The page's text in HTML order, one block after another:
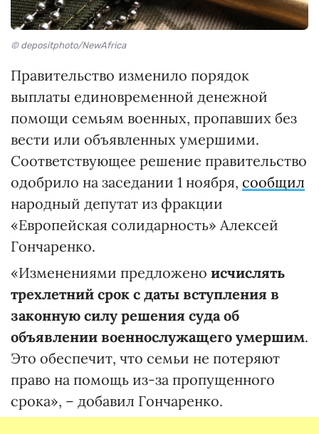
© depositphoto/NewAfrica
Правительство изменило порядок
выплаты единовременной денежной
помощи семьям военных, пропавших без
вести или объявленных умершими.
Соответствующее решение правительство
одобрило на заседании 1 ноября, сообщил
народный депутат из фракции
«Европейская солидарность» Алексей
Гончаренко.
«Изменениями предложено исчислять
трехлетний срок с даты вступления в
законную силу решения суда об
объявлении военнослужащего умершим.
Это обеспечит, что семьи не потеряют
право на помощь из-за пропущенного
срока», – добавил Гончаренко.